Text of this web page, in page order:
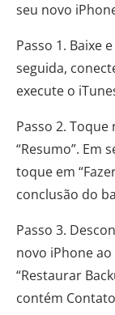
seu novo
Passo 1. Baixe
seguida,
execute o
Passo 2. Toque
“Resumo”. Em
toque em
conclusão do
Passo 3.
novo iPhone
“Restaurar
contém